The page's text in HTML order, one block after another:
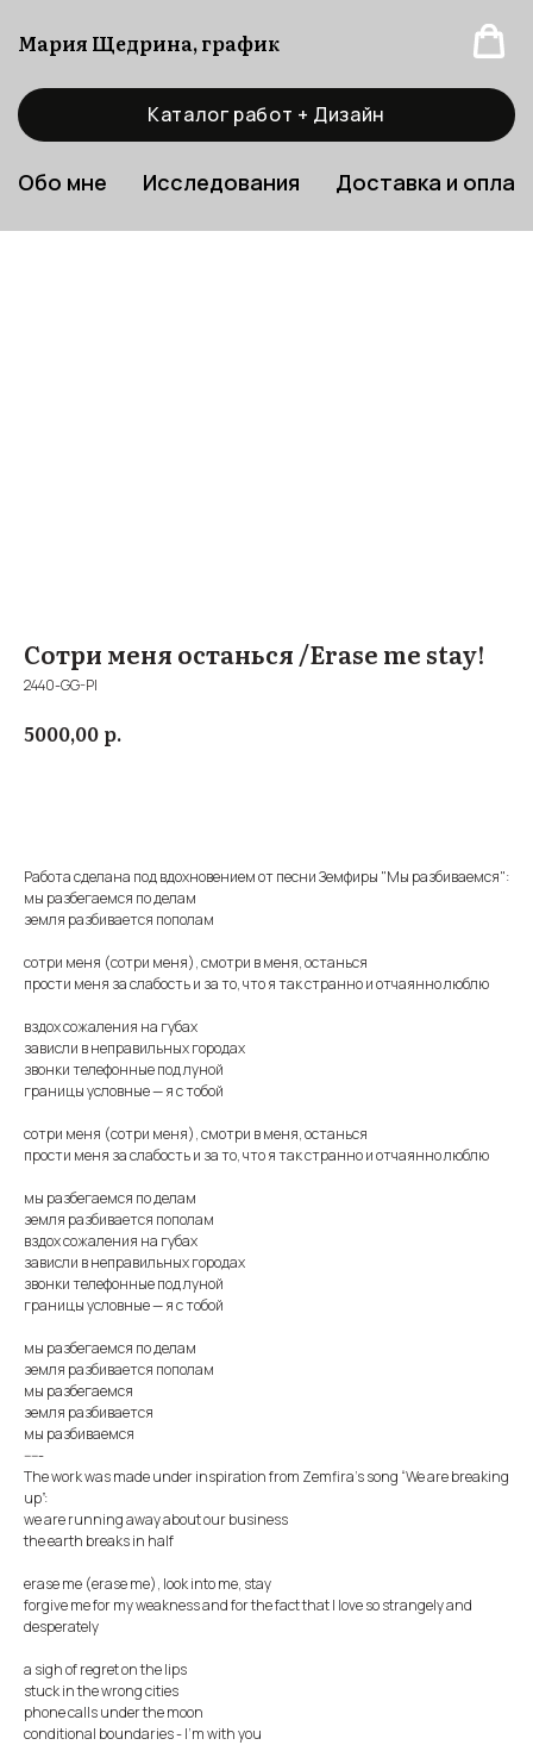
Мария Щедрина, график
Каталог работ + Дизайн
Обо мне Исследования Доставка и
Сотри меня останься /Erase me stay!
2440-GG-Pl
5000,00 р.
Работа сделана под вдохновением от песни Земфиры "Мы разбиваемся":
мы разбегаемся по делам
​​земля разбивается пополам
​​сотри меня (сотри меня), смотри в меня, останься
​​прости меня за слабость и за то, что я так странно и отчаянно люблю
​​вздох сожаления на губах
​​зависли в неправильных городах
​​звонки телефонные под луной
​​границы условные — я с тобой
​​сотри меня (сотри меня), смотри в меня, останься
​​прости меня за слабость и за то, что я так странно и отчаянно люблю
​​мы разбегаемся по делам
​​земля разбивается пополам
​​вздох сожаления на губах
​​зависли в неправильных городах
​​звонки телефонные под луной
​​границы условные — я с тобой
​​мы разбегаемся по делам
​​земля разбивается пополам
​​мы разбегаемся
​​земля разбивается
​​мы разбиваемся
-----
The work was made under inspiration from Zemfira’s song “We are breaking
up”:
we are running away about our business
​​the earth breaks in half
​​erase me (erase me), look into me, stay
​​forgive me for my weakness and for the fact that I love so strangely and
desperately
a sigh of regret on the lips
stuck in the wrong cities
​​phone calls under the moon
​​conditional boundaries - I'm with you